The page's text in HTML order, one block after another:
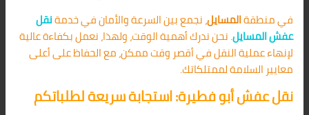
في منطقةالمسايل، نجمع بين السرعة والأمان في خدمةنقل
عفش المسايل. نحن ندرك أهمية الوقت، ولهذا، نعمل بكفاءة عالية
لإنهاء عملية النقل في أقصر وقت ممكن، مع الحفاظ على أعلى
معايير السلامة لممتلكاتك.
نقل عفش أبو فطيرة: استجابة سريعة لطلباتكم